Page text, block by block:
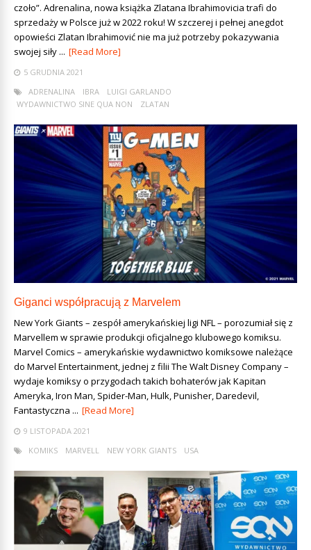
czoło”. Adrenalina, nowa książka Zlatana Ibrahimovicia trafi do
sprzedaży w Polsce już w 2022 roku! W szczerej i pełnej anegdot
opowieści Zlatan Ibrahimović nie ma już potrzeby pokazywania
swojej siły ... [Read More]
5 GRUDNIA 2021
ADRENALINA
IBRA
LUIGI GARLANDO
WYDAWNICTWO SINE QUA NON
ZLATAN
Giganci współpracują z Marvelem
New York Giants – zespół amerykańskiej ligi NFL – porozumiał się z
Marvellem w sprawie produkcji oficjalnego klubowego komiksu.
Marvel Comics – amerykańskie wydawnictwo komiksowe należące
do Marvel Entertainment, jednej z filii The Walt Disney Company –
wydaje komiksy o przygodach takich bohaterów jak Kapitan
Ameryka, Iron Man, Spider-Man, Hulk, Punisher, Daredevil,
Fantastyczna ... [Read More]
9 LISTOPADA 2021
KOMIKS
MARVELL NEW YORK GIANTS USA